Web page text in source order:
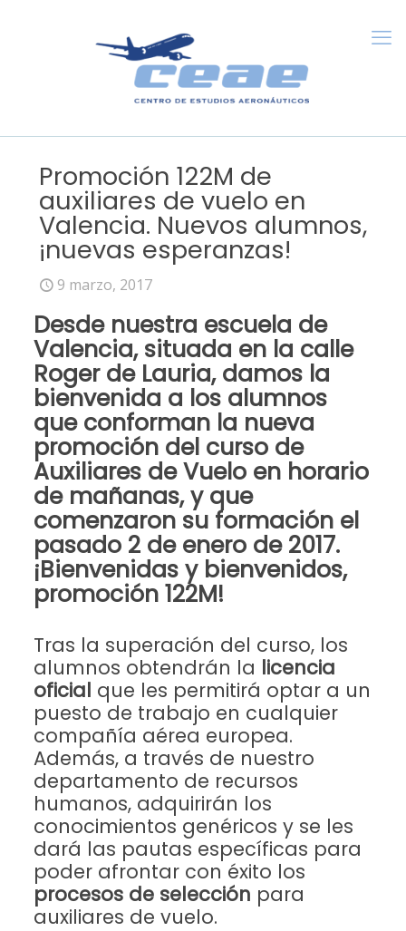
Promoción 122M de
auxiliares de vuelo en
Valencia. Nuevos alumnos,
¡nuevas esperanzas!
9 marzo, 2017
Desde nuestra escuela de
Valencia, situada en la calle
Roger de Lauria, damos la
bienvenida a los alumnos
que conforman la nueva
promoción del curso de
Auxiliares de Vueloen horario
de mañanas, y que
comenzaron su formación el
pasado 2 de enero de 2017.
¡Bienvenidas y bienvenidos,
promoción 122M!
Tras la superación del curso, los
alumnos obtendrán la licencia
oficial que les permitirá optar a un
puesto de trabajo en cualquier
compañía aérea europea.
Además, a través de nuestro
departamento de recursos
humanos, adquirirán los
conocimientos genéricos y se les
dará las pautas específicas para
poder afrontar con éxito los
procesos de selección para
auxiliares de vuelo.